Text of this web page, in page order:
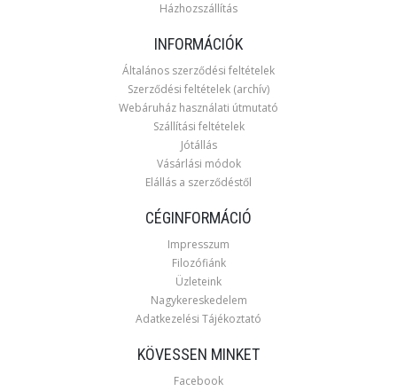
Házhozszállítás
INFORMÁCIÓK
Általános szerződési feltételek
Szerződési feltételek (archív)
Webáruház használati útmutató
Szállítási feltételek
Jótállás
Vásárlási módok
Elállás a szerződéstől
CÉGINFORMÁCIÓ
Impresszum
Filozófiánk
Üzleteink
Nagykereskedelem
Adatkezelési Tájékoztató
KÖVESSEN MINKET
Facebook